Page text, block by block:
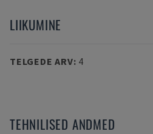
LIIKUMINE
TELGEDE ARV: 4
TEHNILISED ANDMED